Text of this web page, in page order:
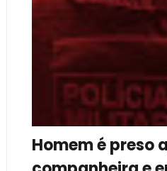
Homem é preso